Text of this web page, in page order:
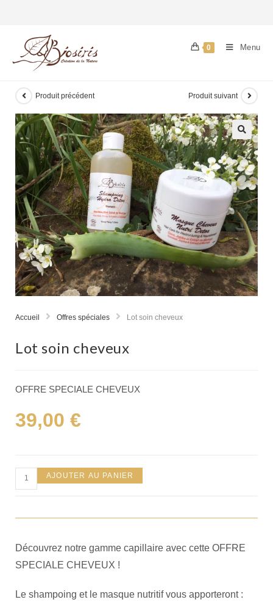
0 Menu
Produit précédent Produit suivant
Accueil Offres spéciales Lot soin cheveux
Lot soin cheveux
OFFRE SPECIALE CHEVEUX
39,00 €
AJOUTER AU PANIER
Découvrez notre gamme capillaire avec cette OFFRE
SPECIALE CHEVEUX !
Le shampoing et le masque nutritif vous apporteront :